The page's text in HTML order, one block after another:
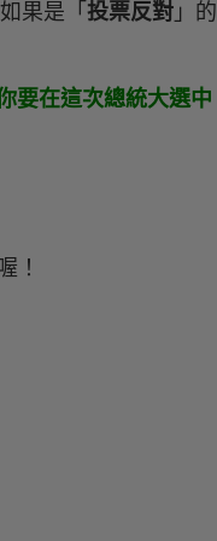
果是「 投票反對 」的
在這次總統大選中
！